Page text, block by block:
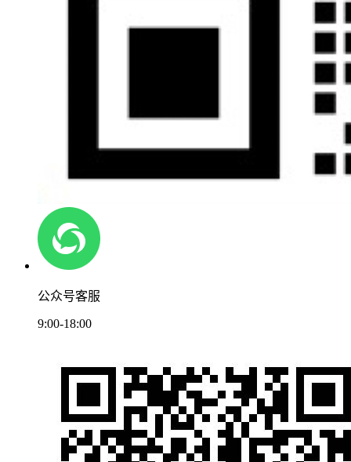
公众号客服
9:00-18:00